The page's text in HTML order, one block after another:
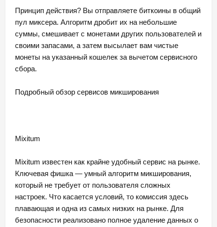
Принцип действия? Вы отправляете биткоины в общий
пул миксера. Алгоритм дробит их на небольшие
суммы, смешивает с монетами других пользователей и
своими запасами, а затем высылает вам чистые
монеты на указанный кошелек за вычетом сервисного
сбора.
Подробный обзор сервисов микширования
Mixitum
Mixitum известен как крайне удобный сервис на рынке.
Ключевая фишка — умный алгоритм микширования,
который не требует от пользователя сложных
настроек. Что касается условий, то комиссия здесь
плавающая и одна из самых низких на рынке. Для
безопасности реализовано полное удаление данных о